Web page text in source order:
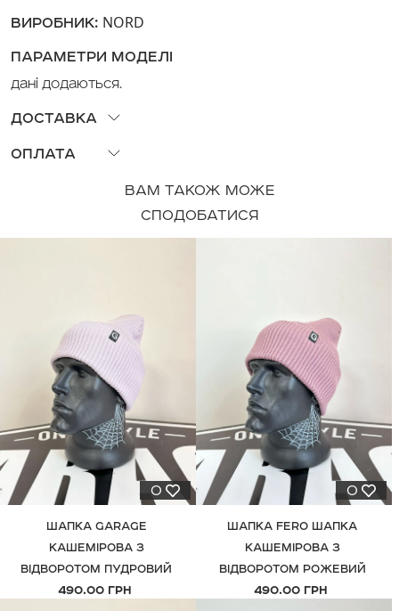
ВИРОБНИК: NORD
ПАРАМЕТРИ МОДЕЛІ
Дані додаються.
ДОСТАВКА
по Україні «Новою Поштою». Доставка за тарифами
НП. Відправка відбудеться протягом трьох робочих
днів, якщо товар в наявності. Попереджаємо, що
замовлення буде зберігатись на пошті 5 днів, після
ОПЛАТА
наступними способами:
◦ карткою Visa і MasterCard;
◦ ApplePay;
ВАМ ТАКОЖ МОЖЕ
СПОДОБАТИСЯ
0
ШАПКА GARAGE
КАШЕМІРОВА З
ВІДВОРОТОМ ПУДРОВИЙ
490.00 ГРН
0
ШАПКА FERO ШАПКА
КАШЕМІРОВА З
ВІДВОРОТОМ РОЖЕВИЙ
490.00 ГРН